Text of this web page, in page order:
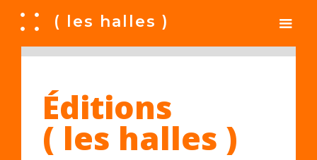
A ( les halles )
Éditions
( les halles )